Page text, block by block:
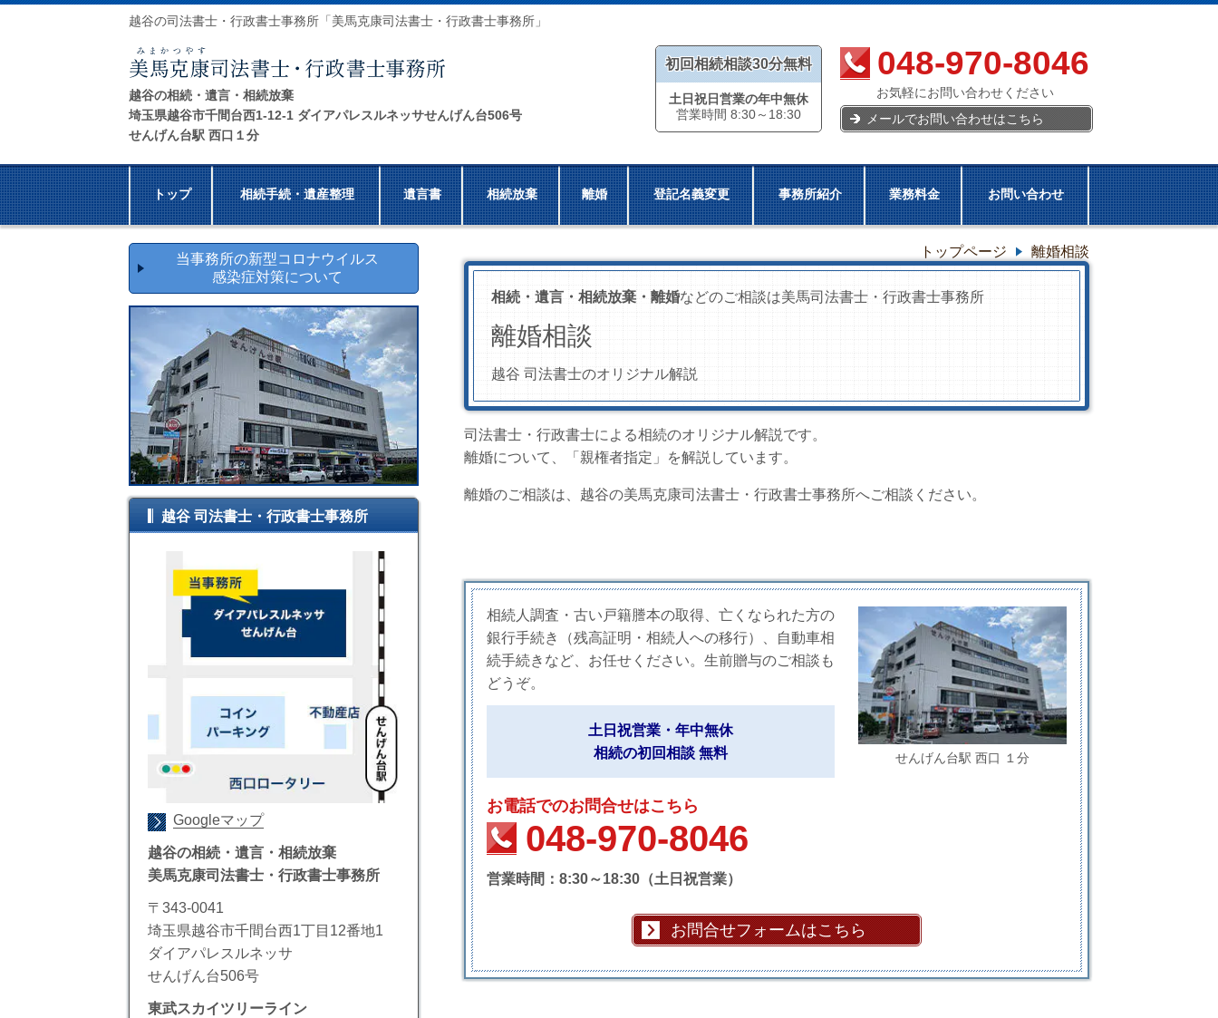
越谷の司法書士・行政書士事務所「美馬克康司法書士・行政書士事務所」
越谷の相続・遺言・相続放棄
埼玉県越谷市千間台西1-12-1 ダイアパレスルネッサせんげん台506号
せんげん台駅 西口１分
初回相続相談30分無料
土日祝日営業の年中無休
営業時間 8:30～18:30
048-970-8046
お気軽にお問い合わせください
メールでお問い合わせはこちら
トップ 相続手続・遺産整理 遺言書 相続放棄 離婚 登記名義変更 事務所紹介 業務料金 お問い合わせ
トップページ 離婚相談
相続・遺言・相続放棄・離婚などのご相談は美馬司法書士・行政書士事務所
離婚相談
越谷 司法書士のオリジナル解説
司法書士・行政書士による相続のオリジナル解説です。
離婚について、「親権者指定」を解説しています。
離婚のご相談は、越谷の美馬克康司法書士・行政書士事務所へご相談ください。
せんげん台駅 西口 １分
相続人調査・古い戸籍謄本の取得、亡くなられた方の
銀行手続き（残高証明・相続人への移行）、自動車相
続手続きなど、お任せください。生前贈与のご相談も
どうぞ。
土日祝営業・年中無休
相続の初回相談 無料
お電話でのお問合せはこちら
048-970-8046
営業時間：8:30～18:30（土日祝営業）
お問合せフォームはこちら
当事務所の新型コロナウイルス
感染症対策について
越谷 司法書士・行政書士事務所
Googleマップ
越谷の相続・遺言・相続放棄
美馬克康司法書士・行政書士事務所
〒343-0041
埼玉県越谷市千間台西1丁目12番地1
ダイアパレスルネッサ
せんげん台506号
東武スカイツリーライン